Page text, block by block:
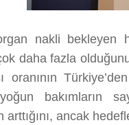
nakli bekleyen
daha fazla
oranının
bakımların
ancak